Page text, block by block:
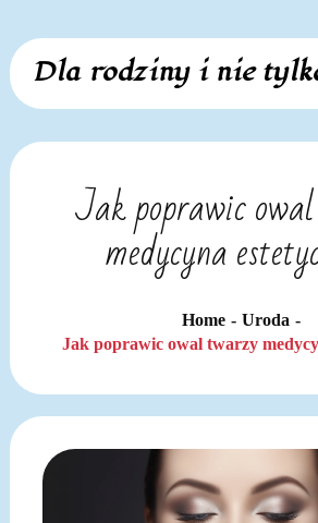
Skip
content
Dla rodziny i nie
Jak poprawic
medycyna
Home
Uroda
Jak poprawic owal twarzy